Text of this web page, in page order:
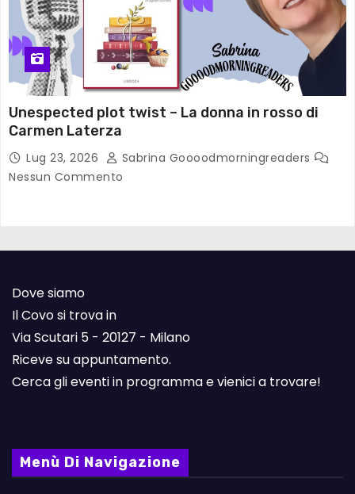
Unespected plot twist – La donna in rosso di
Carmen Laterza
Lug 23, 2026
Sabrina Goooodmorningreaders
Nessun Commento
Dove siamo
Il Covo si trova in
Via Scutari 5 - 20127 - Milano
Riceve su appuntamento.
Cerca gli eventi in programma e vienici a trovare!
Menù Di Navigazione